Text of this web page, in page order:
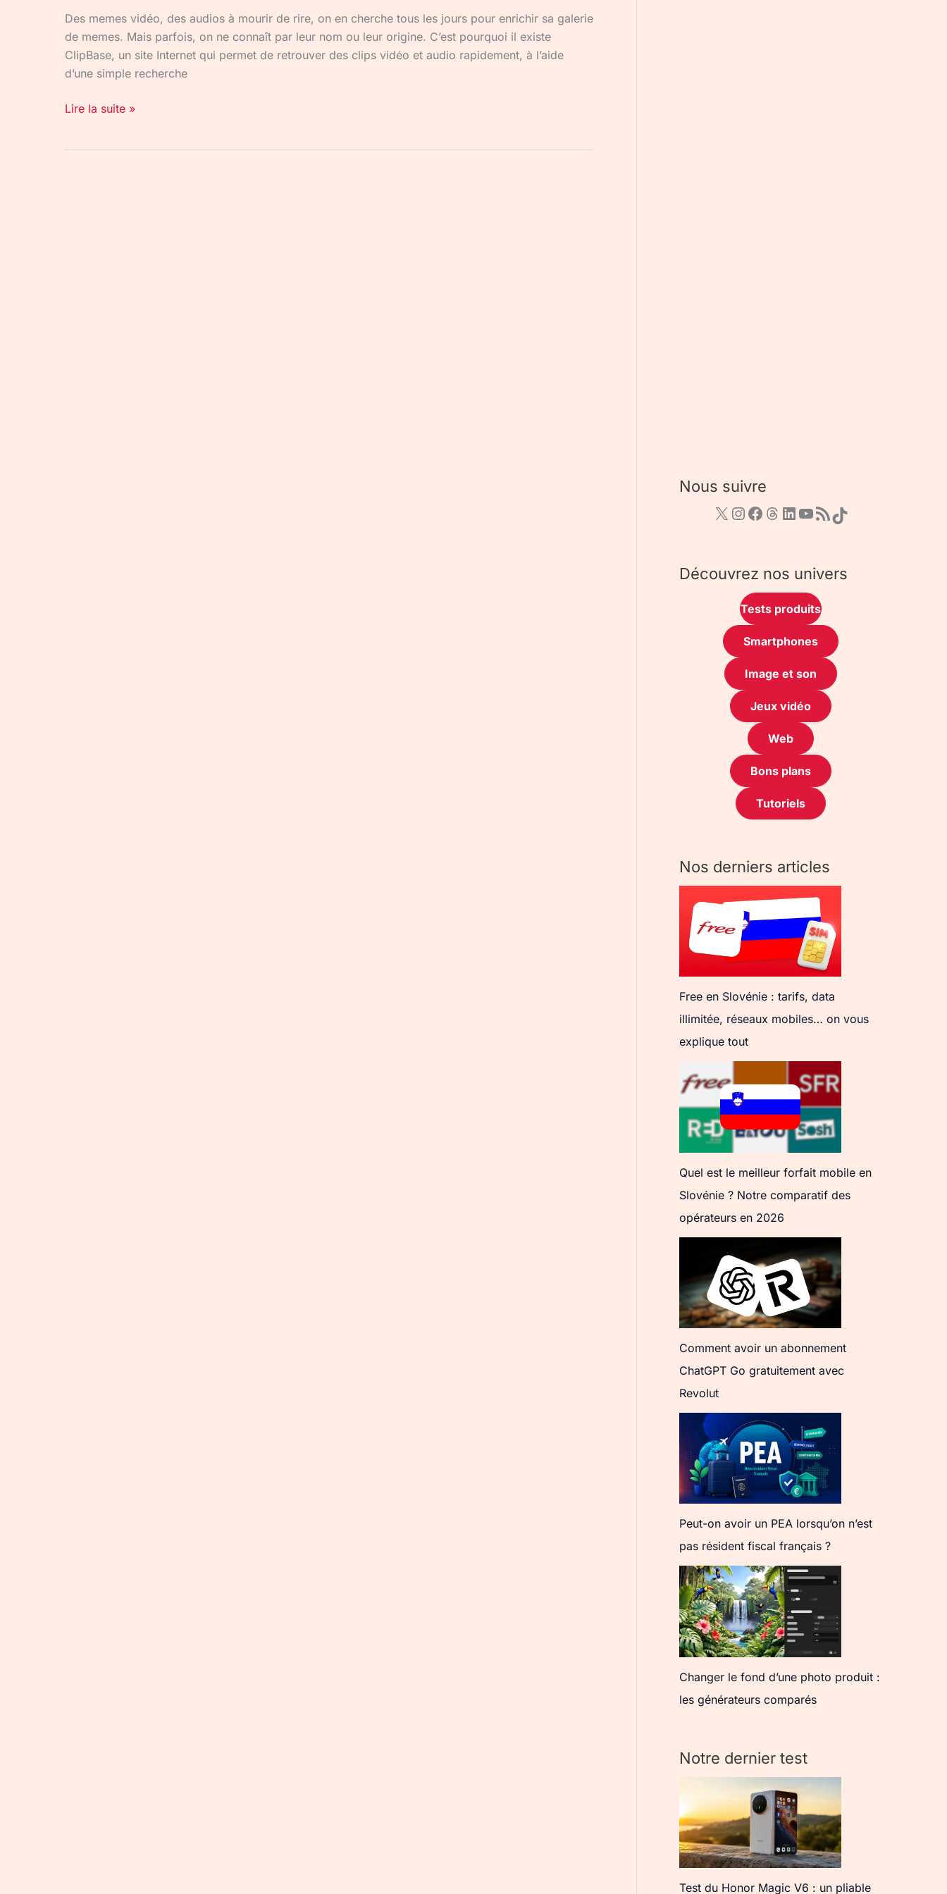
Des memes vidéo, des audios à mourir de rire, on en cherche tous les jours pour enrichir sa galerie
de memes. Mais parfois, on ne connaît par leur nom ou leur origine. C’est pourquoi il existe
ClipBase, un site Internet qui permet de retrouver des clips vidéo et audio rapidement, à l’aide
d’une simple recherche
Lire la suite »
Nous suivre
Découvrez nos univers
Tests produits
Smartphones
Image et son
Jeux vidéo
Web
Bons plans
Tutoriels
Nos derniers articles
Free en Slovénie : tarifs, data
illimitée, réseaux mobiles… on vous
explique tout
Quel est le meilleur forfait mobile en
Slovénie ? Notre comparatif des
opérateurs en 2026
Comment avoir un abonnement
ChatGPT Go gratuitement avec
Revolut
Peut-on avoir un PEA lorsqu’on n’est
pas résident fiscal français ?
Changer le fond d’une photo produit :
les générateurs comparés
Notre dernier test
Test du Honor Magic V6 : un pliable